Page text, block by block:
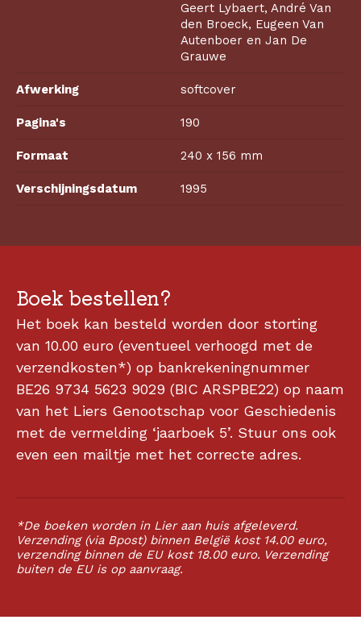
Geert Lybaert, André Van
den Broeck, Eugeen Van
Autenboer en Jan De
Grauwe
Afwerking softcover
Pagina's 190
Formaat 240 x 156 mm
Verschijningsdatum 1995
Boek bestellen?
Het boek kan besteld worden door storting
van 10.00 euro (eventueel verhoogd met de
verzendkosten*) op bankrekeningnummer
BE26 9734 5623 9029 (BIC ARSPBE22) op naam
van het Liers Genootschap voor Geschiedenis
met de vermelding ‘jaarboek 5’. Stuur ons ook
even een mailtje met het correcte adres.
*De boeken worden in Lier aan huis afgeleverd.
Verzending (via Bpost) binnen België kost 14.00 euro,
verzending binnen de EU kost 18.00 euro. Verzending
buiten de EU is op aanvraag.